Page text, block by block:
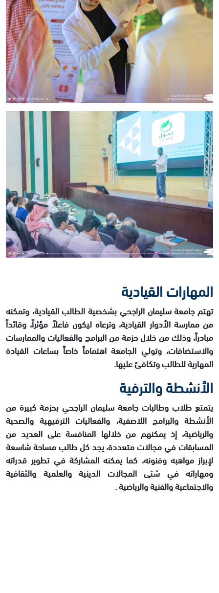
المهارات القيادية
تهتم جامعة سليمان الراجحي بشخصية الطالب القيادية، وتمكنه
من ممارسة الأدوار القيادية، وترعاه ليكون فاعلاً مؤثراً، وقائداً
مبادراً، وذلك من خلال حزمة من البرامج والفعاليات والممارسات
والاستضافات، وتولي الجامعة اهتماماً خاصاً بساعات القيادة
المهارية للطالب وتكافئ عليها.
الأنشطة والترفية
يتمتع طلاب وطالبات جامعة سليمان الراجحي بحزمة كبيرة من
الأنشطة والبرامج اللاصفية، والفعاليات الترفيهية والصحية
والرياضية، إذ يمكنهم من خلالها المنافسة على العديد من
المسابقات في مجالات متعددة، يجد كل طالب مساحة شاسعة
لإبراز مواهبه وفنونه، كما يمكنه المشاركة في تطوير قدراته
ومهاراته في شتى المجالات الدينية والعلمية والثقافية
والاجتماعية والفنية والرياضية .